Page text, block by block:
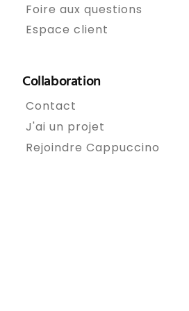
Foire aux questions
Espace client
Collaboration
Contact
J'ai un projet
Rejoindre Cappuccino